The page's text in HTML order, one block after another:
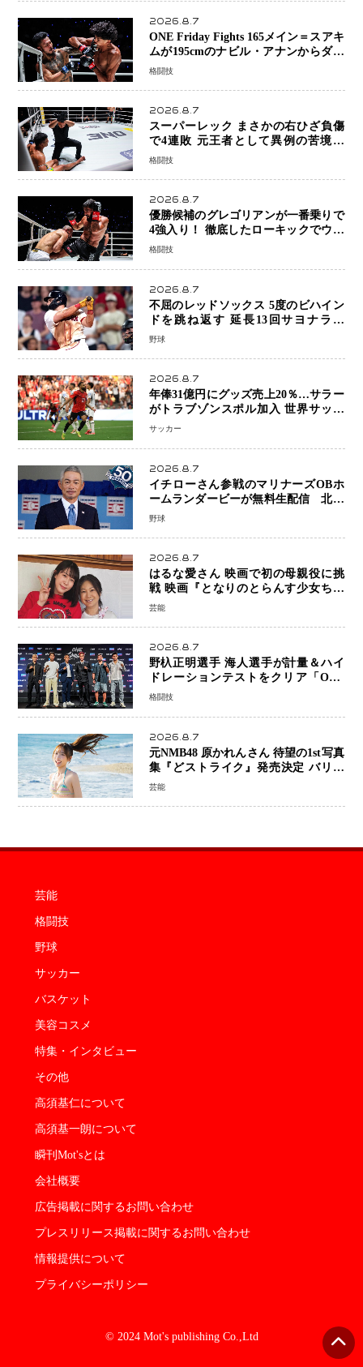
2026.8.7
ONE Friday Fights 165メイン＝スアキ
ムが195cmのナビル・アナンからダウ
ン奪取！猛反撃を耐え抜き判定勝利、
格闘技
2026.8.7
スーパーレック まさかの右ひざ負傷
で4連敗 元王者として異例の苦境…
「アクシデント」でも消えない危険信
格闘技
2026.8.7
優勝候補のグレゴリアンが一番乗りで
4強入り！ 徹底したローキックでウス
ビャンを攻略、判定勝利
格闘技
2026.8.7
不屈のレッドソックス 5度のビハイン
ドを跳ね返す 延長13回サヨナラ勝
ち 吉田正尚選手も2安打1打点で貢献 4
野球
2026.8.7
年俸31億円にグッズ売上20％…サラー
がトラブゾンスポル加入 世界サッカ
ーは「五大リーグ一強」から新時代へ
サッカー
2026.8.7
イチローさん参戦のマリナーズOBホ
ームランダービーが無料生配信 北米
ならではの“魅せる興行”に世界が注目
野球
2026.8.7
はるな愛さん 映画で初の母親役に挑
戦 映画『となりのとらんす少女ちゃ
ん』11月7日公開 未来の自分との対話
芸能
2026.8.7
野杁正明選手 海人選手が計量＆ハイ
ドレーションテストをクリア「ONE
SAMURAI 2」決戦へ万全の準備整う
格闘技
2026.8.7
元NMB48 原かれんさん 待望の1st写真
集『どストライク』発売決定 バリで
魅せる25歳の新境地
芸能
芸能
格闘技
野球
サッカー
バスケット
美容コスメ
特集・インタビュー
その他
高須基仁について
高須基一朗について
瞬刊Mot'sとは
会社概要
広告掲載に関するお問い合わせ
プレスリリース掲載に関するお問い合わせ
情報提供について
プライバシーポリシー
© 2024 Mot's publishing Co.,Ltd